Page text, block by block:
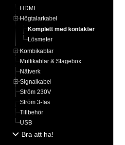
HDMI
Högtalarkabel
Komplett med kontakter
Lösmeter
Kombikablar
Multikablar & Stagebox
Nätverk
Signalkabel
Ström 230V
Ström 3-fas
Tillbehör
USB
Bra att ha!